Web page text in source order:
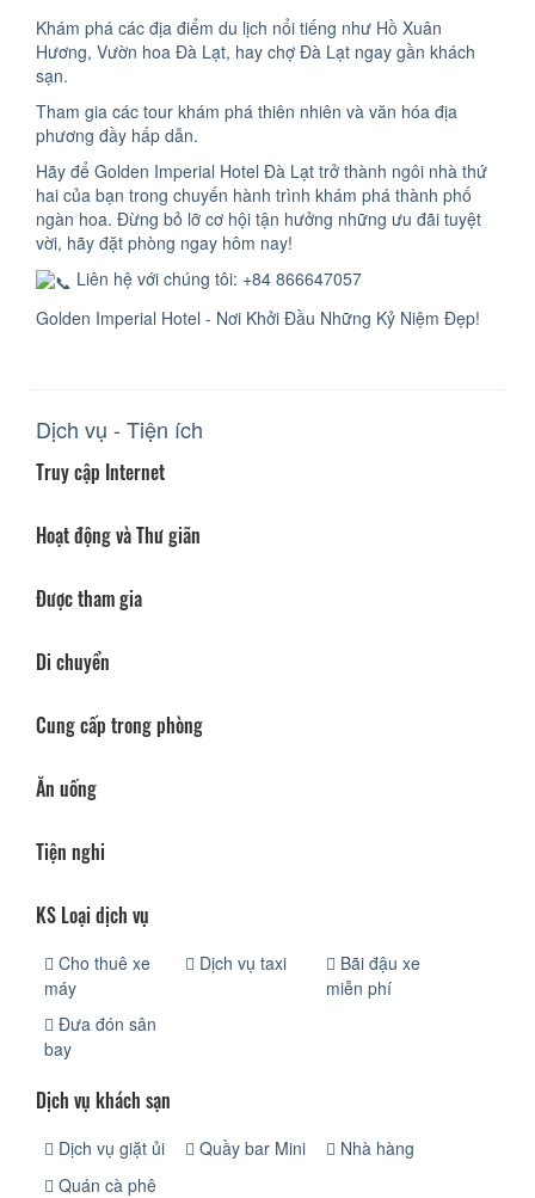
Khám phá các địa điểm du lịch nổi tiếng như Hồ Xuân
Hương, Vườn hoa Đà Lạt, hay chợ Đà Lạt ngay gần khách
sạn.
Tham gia các tour khám phá thiên nhiên và văn hóa địa
phương đầy hấp dẫn.
Hãy để Golden Imperial Hotel Đà Lạt trở thành ngôi nhà thứ
hai của bạn trong chuyến hành trình khám phá thành phố
ngàn hoa. Đừng bỏ lỡ cơ hội tận hưởng những ưu đãi tuyệt
vời, hãy đặt phòng ngay hôm nay!
Liên hệ với chúng tôi: +84 866647057
Golden Imperial Hotel - Nơi Khởi Đầu Những Kỷ Niệm Đẹp!
Dịch vụ - Tiện ích
Truy cập Internet
Hoạt động và Thư giãn
Được tham gia
Di chuyển
Cung cấp trong phòng
Ăn uống
Tiện nghi
KS Loại dịch vụ
Cho thuê xe
máy
Dịch vụ taxi
Bãi đậu xe
miễn phí
Đưa đón sân
bay
Dịch vụ khách sạn
Dịch vụ giặt ủi Quầy bar Mini
Nhà hàng
Quán cà phê